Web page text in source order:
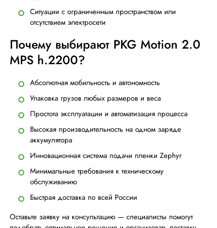
Ситуации с ограниченным пространством или
отсутствием электросети
Почему выбирают PKG Motion 2.0
MPS h.2200?
Абсолютная мобильность и автономность
Упаковка грузов любых размеров и веса
Простота эксплуатации и автоматизация процесса
Высокая производительность на одном заряде
аккумулятора
Инновационная система подачи пленки Zephyr
Минимальные требования к техническому
обслуживанию
Быстрая доставка по всей России
Оставьте заявку на консультацию — специалисты помогут